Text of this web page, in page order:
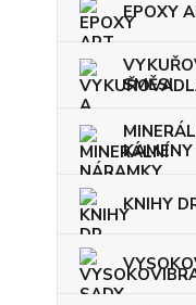
EPOXY
SMĚSI
KAMENY
KNIHY